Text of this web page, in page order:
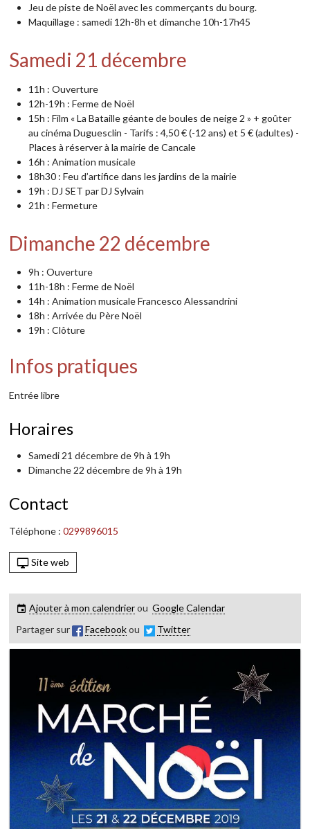
Jeu de piste de Noël avec les commerçants du bourg.
Maquillage : samedi 12h-8h et dimanche 10h-17h45
Samedi 21 décembre
11h : Ouverture
12h-19h : Ferme de Noël
15h : Film « La Bataille géante de boules de neige 2 » + goûter
au cinéma Duguesclin - Tarifs : 4,50 € (-12 ans) et 5 € (adultes) -
Places à réserver à la mairie de Cancale
16h : Animation musicale
18h30 : Feu d’artifice dans les jardins de la mairie
19h : DJ SET par DJ Sylvain
21h : Fermeture
Dimanche 22 décembre
9h : Ouverture
11h-18h : Ferme de Noël
14h : Animation musicale Francesco Alessandrini
18h : Arrivée du Père Noël
19h : Clôture
Infos pratiques
Entrée libre
Horaires
Samedi 21 décembre de 9h à 19h
Dimanche 22 décembre de 9h à 19h
Contact
Téléphone : 0299896015
Site web
Ajouter à mon calendrierou Google Calendar
Partager sur
Facebookou Twitter